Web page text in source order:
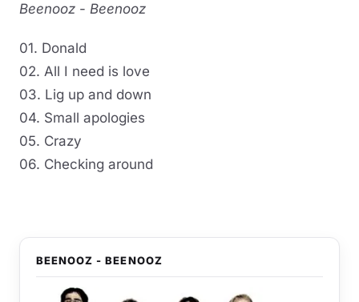
Beenooz - Beenooz
01. Donald
02. All I need is love
03. Lig up and down
04. Small apologies
05. Crazy
06. Checking around
BEENOOZ - BEENOOZ